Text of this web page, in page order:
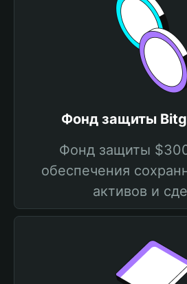
Фонд защиты
Фонд защиты
обеспечения
активов и